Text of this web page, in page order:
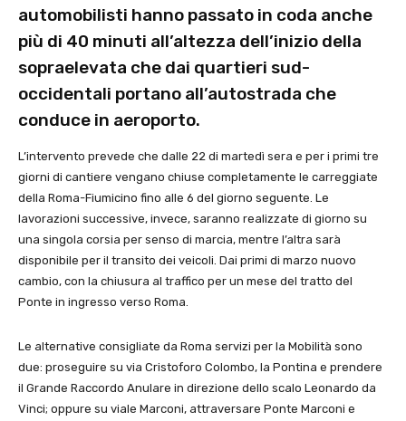
automobilisti hanno passato in coda anche
più di 40 minuti all’altezza dell’inizio della
sopraelevata che dai quartieri sud-
occidentali portano all’autostrada che
conduce in aeroporto.
L’intervento prevede che dalle 22 di martedì sera e per i primi tre
giorni di cantiere vengano chiuse completamente le carreggiate
della Roma-Fiumicino fino alle 6 del giorno seguente. Le
lavorazioni successive, invece, saranno realizzate di giorno su
una singola corsia per senso di marcia, mentre l’altra sarà
disponibile per il transito dei veicoli. Dai primi di marzo nuovo
cambio, con la chiusura al traffico per un mese del tratto del
Ponte in ingresso verso Roma.
Le alternative consigliate da Roma servizi per la Mobilità sono
due: proseguire su via Cristoforo Colombo, la Pontina e prendere
il Grande Raccordo Anulare in direzione dello scalo Leonardo da
Vinci; oppure su viale Marconi, attraversare Ponte Marconi e